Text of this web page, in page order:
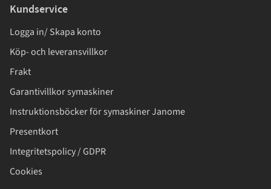
Kundservice
Logga in/ Skapa konto
Köp- och leveransvillkor
Frakt
Garantivillkor symaskiner
Instruktionsböcker för symaskiner Janome
Presentkort
Integritetspolicy / GDPR
Cookies